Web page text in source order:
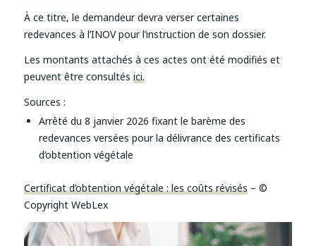
À ce titre, le demandeur devra verser certaines
redevances à l’INOV pour l’instruction de son dossier.
Les montants attachés à ces actes ont été modifiés et
peuvent être consultés ici.
Sources :
Arrêté du 8 janvier 2026 fixant le barème des
redevances versées pour la délivrance des certificats
d’obtention végétale
Certificat d’obtention végétale : les coûts révisés– ©
Copyright WebLex